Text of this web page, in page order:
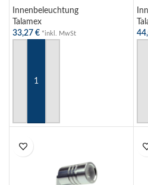
3W, 10-30V
Innenbeleuchtung
Talamex
33,27 € *inkl. MwSt